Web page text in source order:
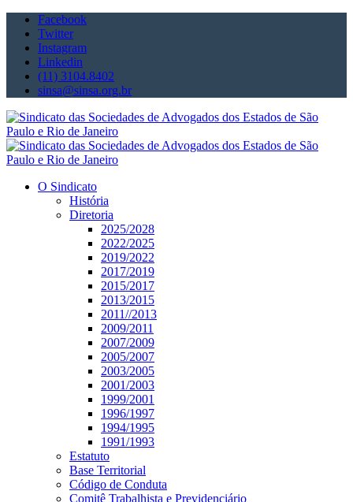
Facebook
Twitter
Instagram
Linkedin
(11) 3104.8402
sinsa@sinsa.org.br
O Sindicato
História
Diretoria
2025/2028
2022/2025
2019/2022
2017/2019
2015/2017
2013/2015
2011//2013
2009/2011
2007/2009
2005/2007
2003/2005
2001/2003
1999/2001
1996/1997
1994/1995
1991/1993
Estatuto
Base Territorial
Código de Conduta
Comitê Trabalhista e Previdenciário